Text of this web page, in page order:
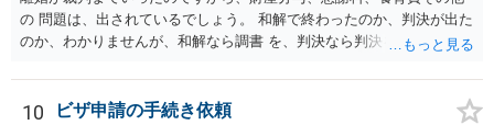
の 問題は、出されているでしょう。 和解で終わったのか、判決が出た
のか、わかりませんが、和解なら調書 を、判決なら判決を見せてもら
詳しく、双方の主張を 知ることができるでしょう。 疑問のいくつか
は、理解にいたるでしょう。 虐待でもないと、あなたの方から、父親
10 ビザ申請の手続き依頼